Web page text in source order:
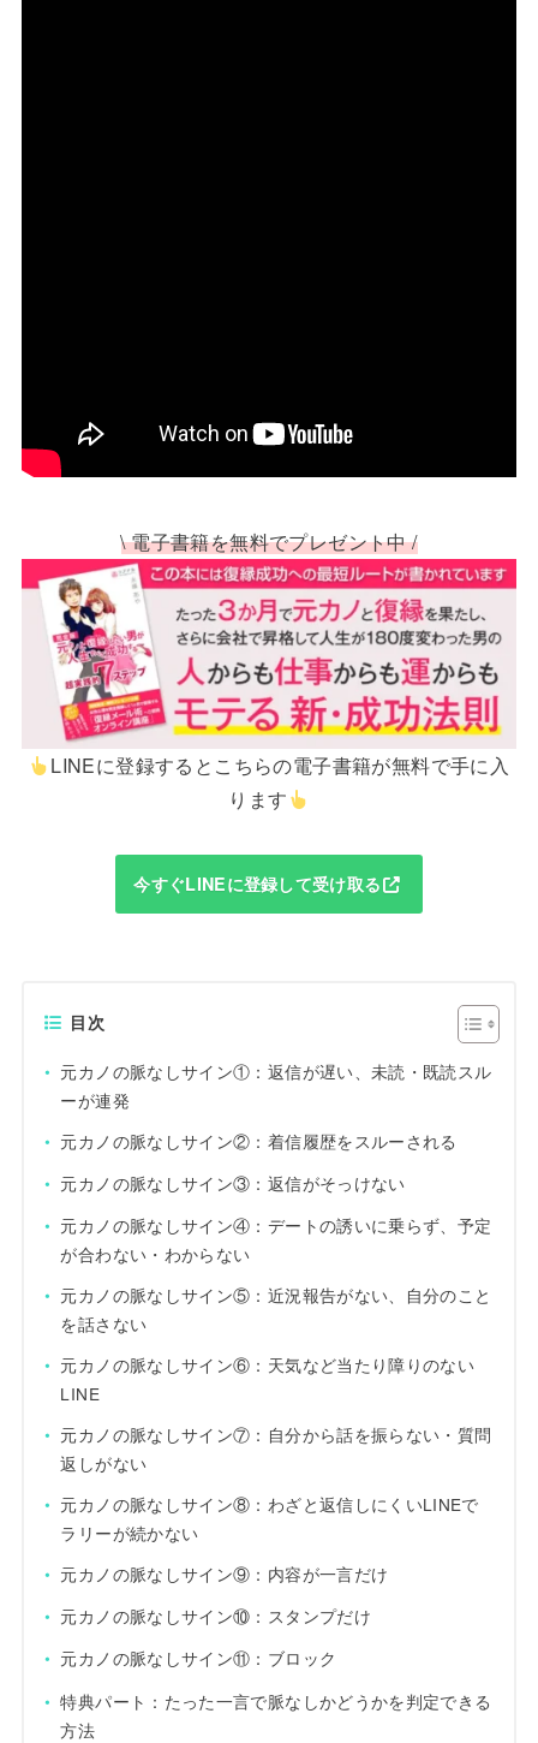
\ 電子書籍を無料でプレゼント中 /
LINEに登録するとこちらの電子書籍が無料で手に入
ります
今すぐLINEに登録して受け取る
目次
元カノの脈なしサイン①：返信が遅い、未読・既読スル
ーが連発
元カノの脈なしサイン②：着信履歴をスルーされる
元カノの脈なしサイン③：返信がそっけない
元カノの脈なしサイン④：デートの誘いに乗らず、予定
が合わない・わからない
元カノの脈なしサイン⑤：近況報告がない、自分のこと
を話さない
元カノの脈なしサイン⑥：天気など当たり障りのない
LINE
元カノの脈なしサイン⑦：自分から話を振らない・質問
返しがない
元カノの脈なしサイン⑧：わざと返信しにくいLINEで
ラリーが続かない
元カノの脈なしサイン⑨：内容が一言だけ
元カノの脈なしサイン⑩：スタンプだけ
元カノの脈なしサイン⑪：ブロック
特典パート：たった一言で脈なしかどうかを判定できる
方法